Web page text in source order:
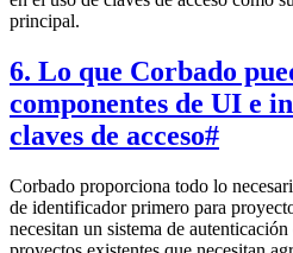
principal.
6. Lo que Corbado
componentes de UI e
claves de acceso#
Corbado proporciona todo lo
de identificador primero para
necesitan un sistema de